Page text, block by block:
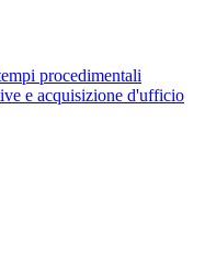
procedimentali
e acquisizione d'ufficio